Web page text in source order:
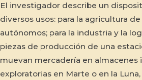
El investigador describe un
diversos usos: para la agricultura
autónomos; para la industria y la
piezas de producción de una
muevan mercadería en almacenes
exploratorias en Marte o en la